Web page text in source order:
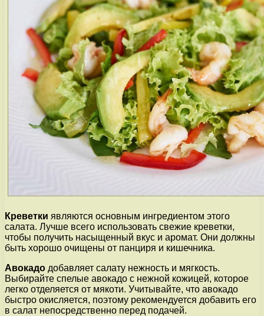
Креветки являются основным ингредиентом этого
салата. Лучше всего использовать свежие креветки,
чтобы получить насыщенный вкус и аромат. Они должны
быть хорошо очищены от панциря и кишечника.
Авокадо добавляет салату нежность и мягкость.
Выбирайте спелые авокадо с нежной кожицей, которое
легко отделяется от мякоти. Учитывайте, что авокадо
быстро окисляется, поэтому рекомендуется добавить его
в салат непосредственно перед подачей.